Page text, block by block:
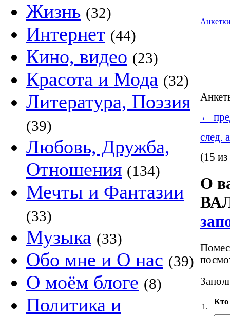
Жизнь (32)
Интернет (44)
Кино, видео (23)
Красота и Мода (32)
Литература, Поэзия
(39)
Любовь, Дружба,
Отношения (134)
Мечты и Фантазии
(33)
Музыка (33)
Обо мне и О нас (39)
О моём блоге (8)
Политика и
←
след.
(15
О
1.